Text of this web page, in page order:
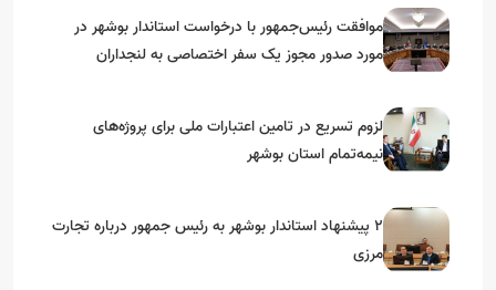
موافقت رئیس‌جمهور با درخواست استاندار بوشهر در
مورد صدور مجوز یک سفر اختصاصی به لنجداران
لزوم تسریع در تامین اعتبارات ملی برای پروژه‌های
نیمه‌تمام استان بوشهر
۲ پیشنهاد استاندار بوشهر به رئیس جمهور درباره تجارت
مرزی